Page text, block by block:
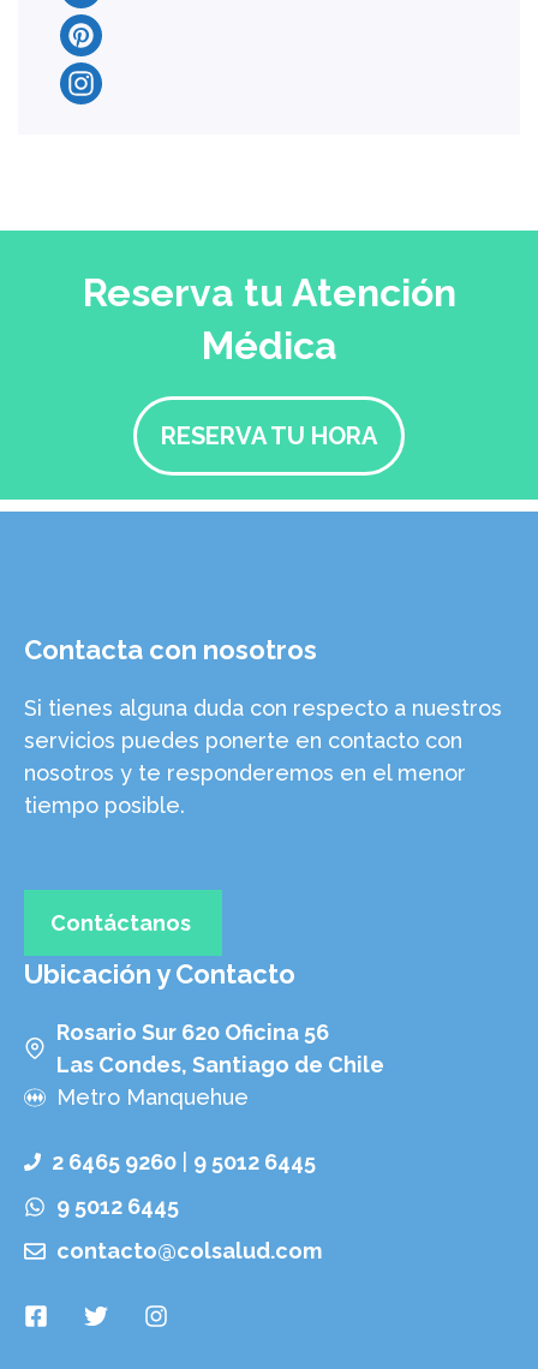
Reserva tu Atención
Médica
RESERVA TU HORA
Contacta con nosotros
Si tienes alguna duda con respecto a nuestros
servicios puedes ponerte en contacto con
nosotros y te responderemos en el menor
tiempo posible.
Contáctanos
Ubicación y Contacto
Rosario Sur 620 Oficina 56
Las Condes, Santiago de Chile
Metro Manquehue
2 6465 9260
9 5012 6445
9 5012 6445
contacto@colsalud.com